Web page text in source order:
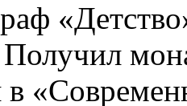
Получил
в